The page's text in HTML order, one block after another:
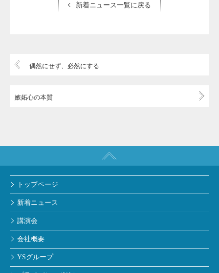
新着ニュース一覧に戻る
偶然にせず、必然にする
嫉妬心の本質
トップページ
新着ニュース
講演会
会社概要
YSグループ